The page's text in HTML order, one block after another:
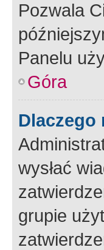
Pozwala
Panelu
Góra
wysłać
grupie